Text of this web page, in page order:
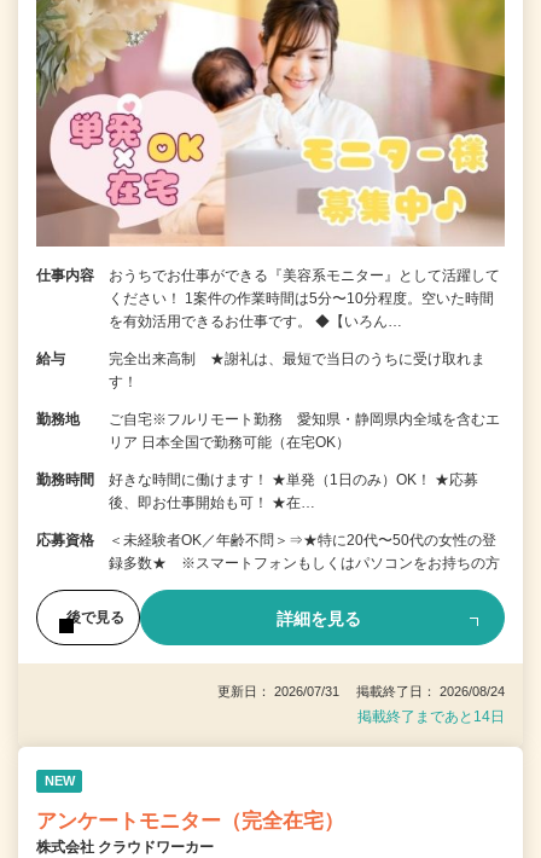
仕事内容
おうちでお仕事ができる『美容系モニター』として活躍して
ください！ 1案件の作業時間は5分〜10分程度。空いた時間
を有効活用できるお仕事です。 ◆【いろん…
給与
完全出来高制 ★謝礼は、最短で当日のうちに受け取れま
す！
勤務地
ご自宅※フルリモート勤務 愛知県・静岡県内全域を含むエ
リア 日本全国で勤務可能（在宅OK）
勤務時間
好きな時間に働けます！ ★単発（1日のみ）OK！ ★応募
後、即お仕事開始も可！ ★在…
応募資格
＜未経験者OK／年齢不問＞⇒★特に20代〜50代の女性の登
録多数★ ※スマートフォンもしくはパソコンをお持ちの方
後で見る 詳細を見る
更新日： 2026/07/31 掲載終了日： 2026/08/24
掲載終了まであと14日
NEW
アンケートモニター（完全在宅）
株式会社 クラウドワーカー